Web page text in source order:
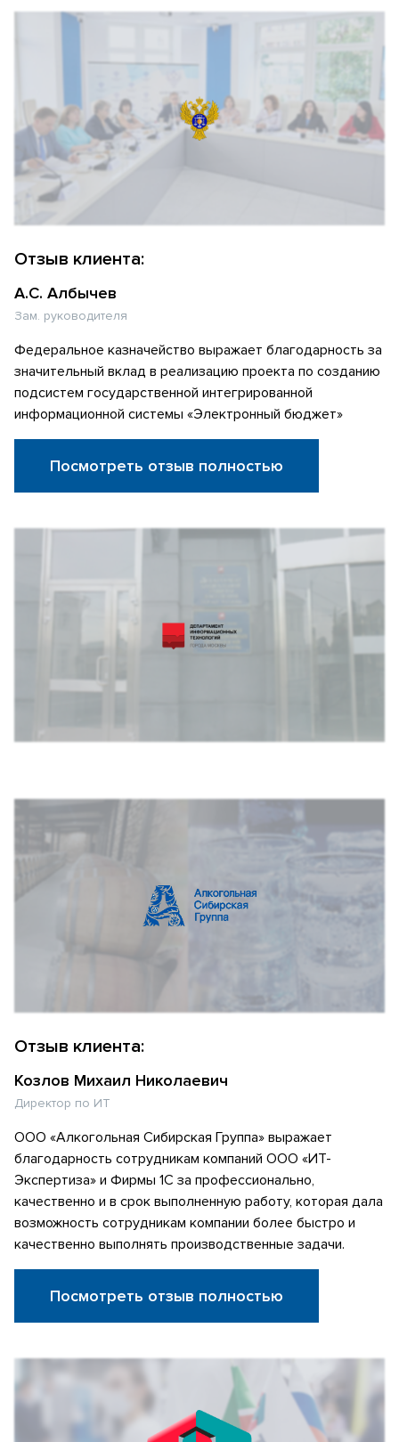
Отзыв клиента:
А.С. Албычев
Зам. руководителя
Федеральное казначейство выражает благодарность за
значительный вклад в реализацию проекта по созданию
подсистем государственной интегрированной
информационной системы «Электронный бюджет»
Посмотреть отзыв полностью
Отзыв клиента:
Козлов Михаил Николаевич
Директор по ИТ
ООО «Алкогольная Сибирская Группа» выражает
благодарность сотрудникам компаний ООО «ИТ-
Экспертиза» и Фирмы 1С за профессионально,
качественно и в срок выполненную работу, которая дала
возможность сотрудникам компании более быстро и
качественно выполнять производственные задачи.
Посмотреть отзыв полностью